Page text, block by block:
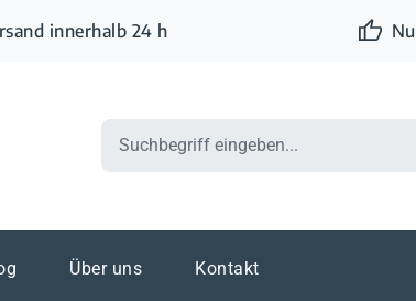
innerhalb 24 h
Über uns Kontakt